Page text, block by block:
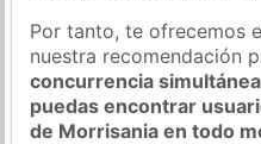
Por tanto, te ofrecemos
nuestra recomendación
concurrencia
puedas encontrar
de Morrisania en todo